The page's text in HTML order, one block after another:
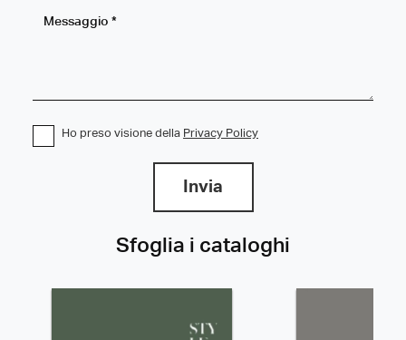
Sfoglia i cataloghi
Ho preso visione della Privacy Policy
Invia